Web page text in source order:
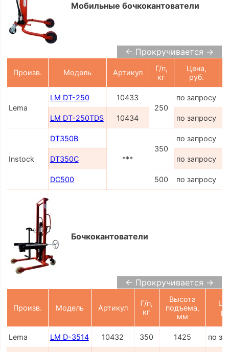
Мобильные бочкокантователи
← Прокручивается →
Произв. Модель Артикул
Г/п,
кг
Цена,
руб.
Lema
LM DT-250
10433
250
по запросу
LM DT-250TDS 10434 по запросу
Instock
DT350B
***
350
по запросу
DT350C по запросу
DC500 500 по запросу
Бочкокантователи
← Прокручивается →
Произв. Модель Артикул
Г/п,
кг
Высота
подъема,
мм
Lema LM D-3514 10432 350 1425 по